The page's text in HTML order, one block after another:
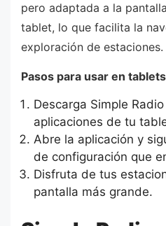
pero adaptada a la
tablet, lo que facilita la
exploración de estaciones.
Pasos para usar en
Descarga Simple
aplicaciones de tu
Abre la aplicación y
de configuración que
Disfruta de tus
pantalla más grande.